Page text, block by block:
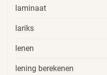
laminaat
lariks
lenen
lening berekenen